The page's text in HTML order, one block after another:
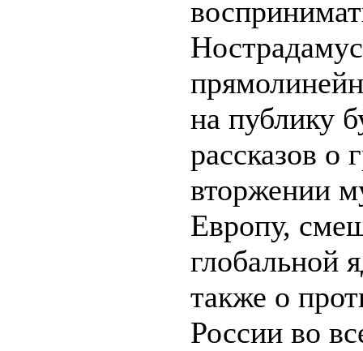
на публику
рассказов о
вторжении
Европу,
глобальной
также о
России во